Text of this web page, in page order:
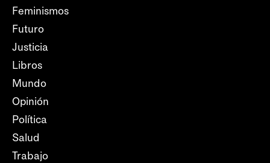
Feminismos
Futuro
Justicia
Libros
Mundo
Opinión
Política
Salud
Trabajo